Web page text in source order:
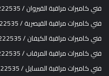
فني كاميرات مراقبة القيروان / 92222535 /
فني كاميرات مراقبة القيصرية / 92222535 /
فني كاميرات مراقبة الكيفان / 92222535 /
فني كاميرات مراقبة المرقاب / 92222535 /
فني كاميرات مراقبة المسايل / 92222535 /